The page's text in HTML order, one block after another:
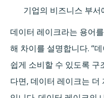
기업의 비즈니스 부서
데이터 레이크라는 용어
해 차이를 설명합니다. “
쉽게 소비할 수 있도록
다면, 데이터 레이크는 더